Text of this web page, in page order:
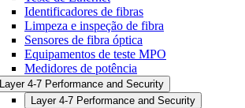
Identificadores de fibras
Limpeza e inspeção de fibra
Sensores de fibra óptica
Equipamentos de teste MPO
Medidores de potência
Layer 4-7 Performance and Security
Layer 4-7 Performance and Security